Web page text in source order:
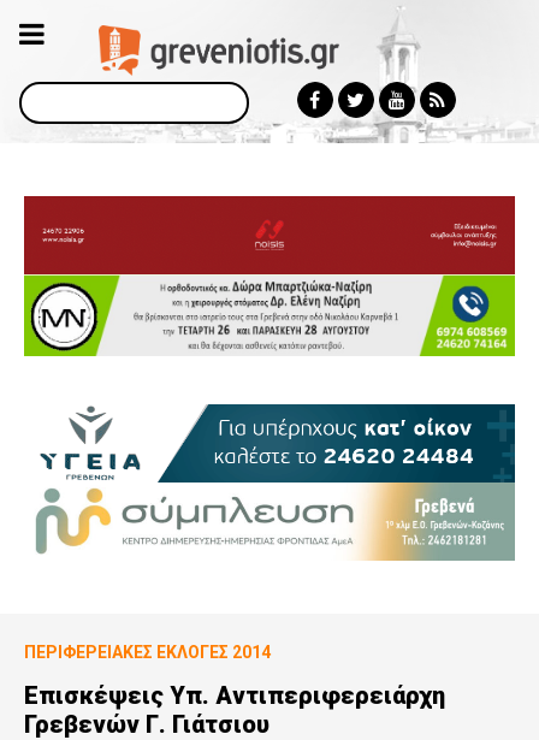
Αναζήτηση
ΠΕΡΙΦΕΡΕΙΑΚΕΣ ΕΚΛΟΓΕΣ 2014
Επισκέψεις Υπ. Αντιπεριφερειάρχη
Γρεβενών Γ. Γιάτσιου